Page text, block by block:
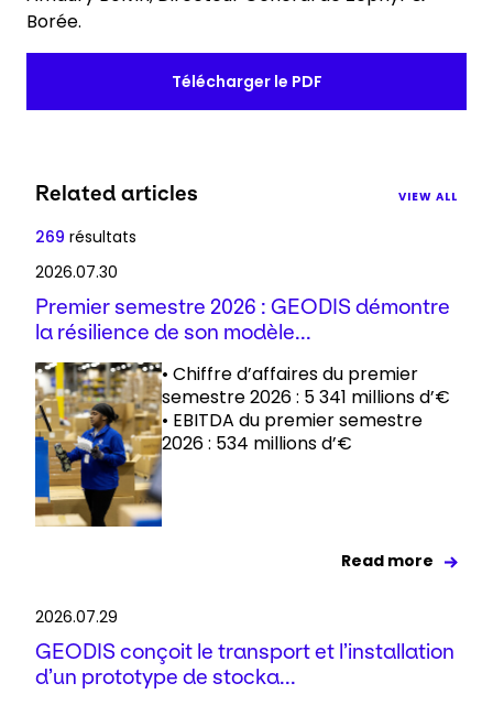
Borée.
Télécharger le PDF
Related articles VIEW ALL
269 résultats
2026.07.30
Premier semestre 2026 : GEODIS démontre
la résilience de son modèle...
• Chiffre d’affaires du premier
semestre 2026 : 5 341 millions d’€
• EBITDA du premier semestre
2026 : 534 millions d’€
Read more
2026.07.29
GEODIS conçoit le transport et l’installation
d’un prototype de stocka...